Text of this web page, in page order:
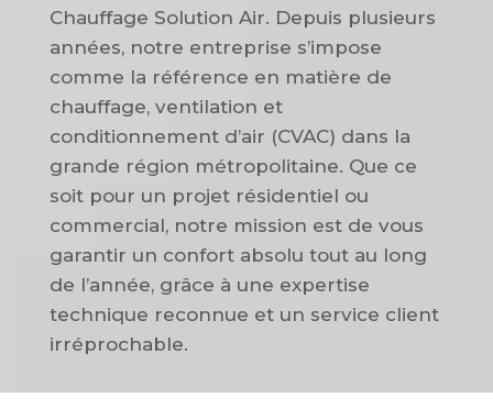
Chauffage Solution Air. Depuis plusieurs
années, notre entreprise s’impose
comme la référence en matière de
chauffage, ventilation et
conditionnement d’air (CVAC) dans la
grande région métropolitaine. Que ce
soit pour un projet résidentiel ou
commercial, notre mission est de vous
garantir un confort absolu tout au long
de l’année, grâce à une expertise
technique reconnue et un service client
irréprochable.